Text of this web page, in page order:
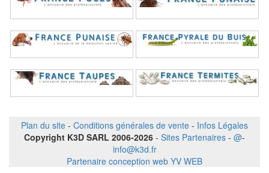
Plan du site - Conditions générales de vente - Infos Légales
Copyright K3D SARL 2006-2026 - Sites Partenaires - @-
info@k3d.fr
Partenaire conception web YV WEB